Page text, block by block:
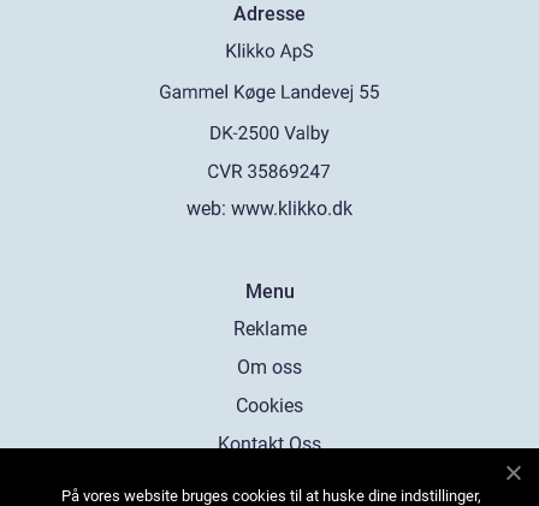
Adresse
web: www.klikko.dk
Menu
Reklame
Om oss
Cookies
Kontakt Oss
På vores website bruges cookies til at huske dine indstillinger,